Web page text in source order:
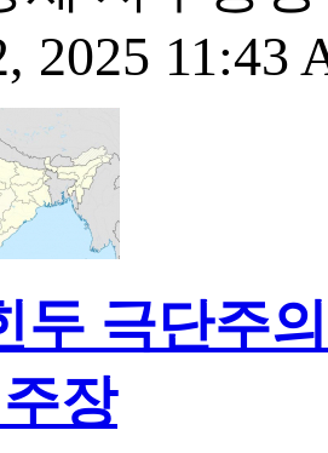
2025 11:43
두 극단주
장